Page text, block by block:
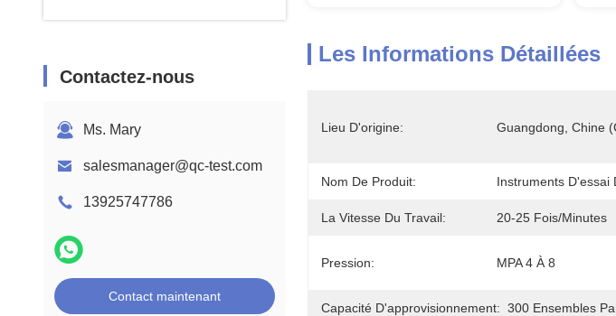
équipement d'essai de textile
Machine d'analyse chimique
Contactez-nous
Ms. Mary
salesmanager@qc-test.com
13925747786
Contact maintenant
Les Informations Détaillées
Lieu D'origine: Guangdong, Chine
Nom De Produit: Instruments D'essai
La Vitesse Du Travail: 20-25 Fois/minutes
Pression: MPA 4 À 8
Capacité D'approvisionnement: 300 Ensembles